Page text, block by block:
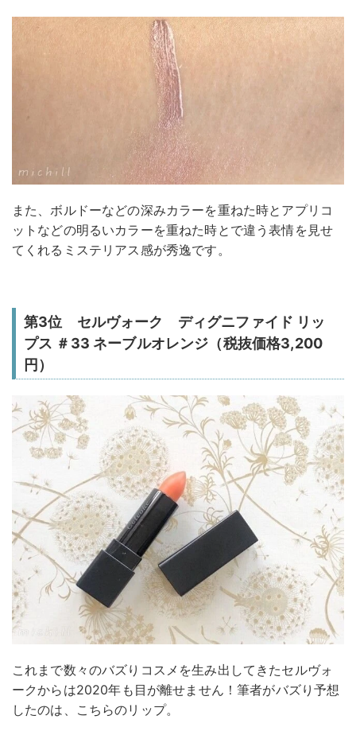
また、ボルドーなどの深みカラーを重ねた時とアプリコ
ットなどの明るいカラーを重ねた時とで違う表情を見せ
てくれるミステリアス感が秀逸です。
第3位 セルヴォーク ディグニファイド リッ
プス ＃33 ネーブルオレンジ（税抜価格3,200
円）
これまで数々のバズりコスメを生み出してきたセルヴォ
ークからは2020年も目が離せません！筆者がバズり予想
したのは、こちらのリップ。